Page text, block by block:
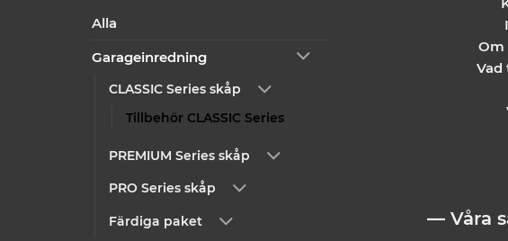
Alla
Garageinredning
CLASSIC Series skåp
Tillbehör CLASSIC Series
PREMIUM Series skåp
PRO Series skåp
Färdiga paket
Om
Vad
— Våra